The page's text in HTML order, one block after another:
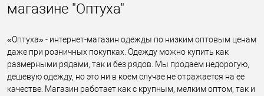
магазине "Оптуха"
«Оптуха» - интернет-магазин одежды по низким оптовым ценам
даже при розничных покупках. Одежду можно купить как
размерными рядами, так и без рядов. Мы продаем недорогую,
дешевую одежду, но это ни в коем случае не отражается на ее
качестве. Магазин работает как с крупным, мелким оптом, так и